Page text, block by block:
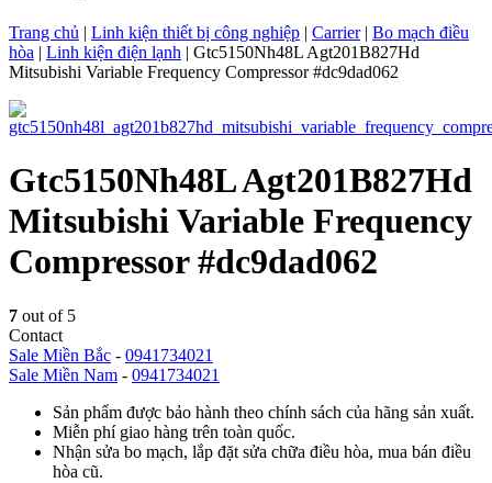
Trang chủ | Linh kiện thiết bị công nghiệp | Carrier| Bo mạch điều
hòa | Linh kiện điện lạnh | Gtc5150Nh48L Agt201B827Hd
Mitsubishi Variable Frequency Compressor #dc9dad062
Gtc5150Nh48L Agt201B827Hd
Mitsubishi Variable Frequency
Compressor #dc9dad062
7 out of 5
Contact
Sale Miền Bắc - 0941734021
Sale Miền Nam - 0941734021
Sản phẩm được bảo hành theo chính sách của hãng sản xuất.
Miễn phí giao hàng trên toàn quốc.
Nhận sửa bo mạch, lắp đặt sửa chữa điều hòa, mua bán điều
hòa cũ.